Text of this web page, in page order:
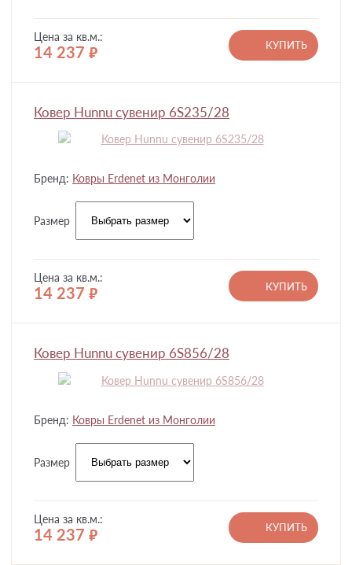
Цена за кв.м.:
14 237 руб.
КУПИТЬ
Ковер Hunnu сувенир 6S235/28
Бренд: Ковры Erdenet из Монголии
Размер
Цена за кв.м.:
14 237 руб.
КУПИТЬ
Ковер Hunnu сувенир 6S856/28
Бренд: Ковры Erdenet из Монголии
Размер
Цена за кв.м.:
14 237 руб.
КУПИТЬ